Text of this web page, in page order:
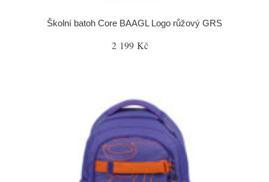
Školní batoh Core BAAGL Logo růžový GRS
2 199 Kč